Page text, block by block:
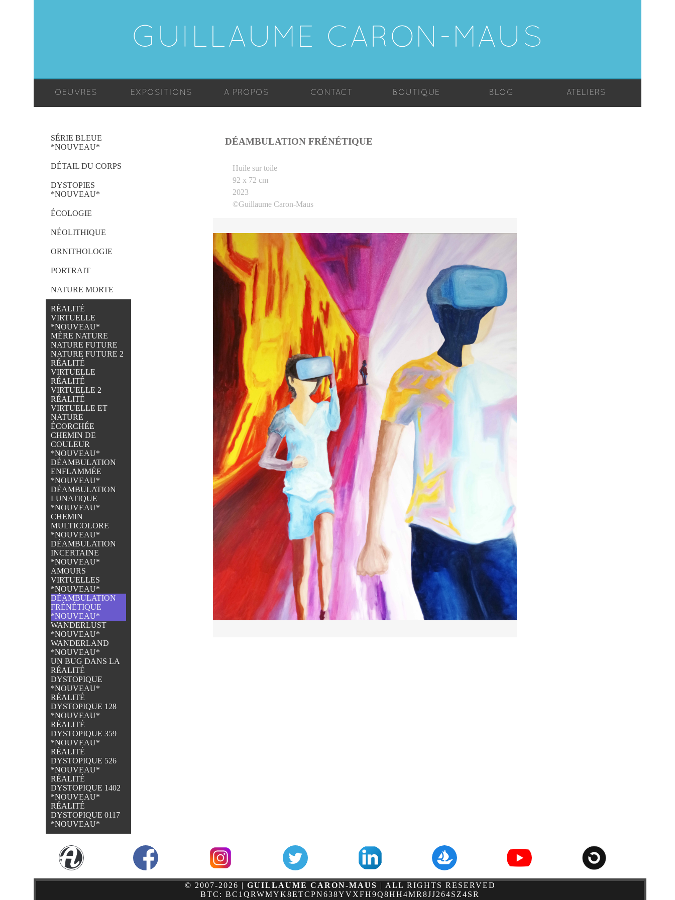
GUILLAUME CARON-MAUS
OEUVRES EXPOSITIONS A PROPOS CONTACT BOUTIQUE BLOG ATELIERS
SÉRIE BLEUE
*NOUVEAU*
DÉTAIL DU CORPS
DYSTOPIES
*NOUVEAU*
ÉCOLOGIE
NÉOLITHIQUE
ORNITHOLOGIE
PORTRAIT
NATURE MORTE
RÉALITÉ
VIRTUELLE
*NOUVEAU*
MÈRE NATURE
NATURE FUTURE
NATURE FUTURE 2
RÉALITÉ
VIRTUELLE
RÉALITÉ
VIRTUELLE 2
RÉALITÉ
VIRTUELLE ET
NATURE
ÉCORCHÉE
CHEMIN DE
COULEUR
*NOUVEAU*
DÉAMBULATION
ENFLAMMÉE
*NOUVEAU*
DÉAMBULATION
LUNATIQUE
*NOUVEAU*
CHEMIN
MULTICOLORE
*NOUVEAU*
DÉAMBULATION
INCERTAINE
*NOUVEAU*
AMOURS
VIRTUELLES
*NOUVEAU*
DÉAMBULATION
FRÉNÉTIQUE
*NOUVEAU*
WANDERLUST
*NOUVEAU*
WANDERLAND
*NOUVEAU*
UN BUG DANS LA
RÉALITÉ
DYSTOPIQUE
*NOUVEAU*
RÉALITÉ
DYSTOPIQUE 128
*NOUVEAU*
RÉALITÉ
DYSTOPIQUE 359
*NOUVEAU*
RÉALITÉ
DYSTOPIQUE 526
*NOUVEAU*
RÉALITÉ
DYSTOPIQUE 1402
*NOUVEAU*
RÉALITÉ
DYSTOPIQUE 0117
*NOUVEAU*
DÉAMBULATION FRÉNÉTIQUE
Huile sur toile
92 x 72 cm
2023
©Guillaume Caron-Maus
© 2007-2026 | GUILLAUME CARON-MAUS | ALL RIGHTS RESERVED
BTC: BC1QRWMYK8ETCPN638YVXFH9Q8HH4MR8JJ264SZ4SR